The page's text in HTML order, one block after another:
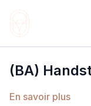
(BA)
En savoir plus